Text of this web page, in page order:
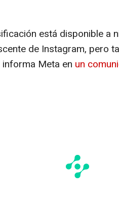
está disponible a
de Instagram, pero
Meta en un